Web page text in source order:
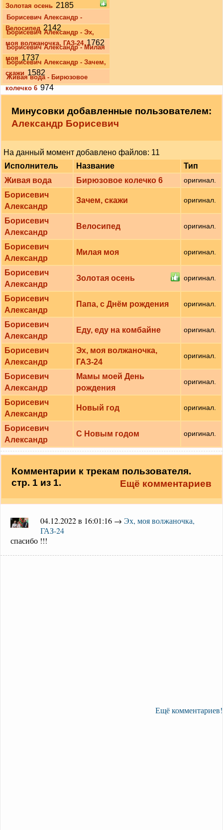
Золотая осень 2185
Борисевич Александр -
Велосипед 2142
Борисевич Александр - Эх,
моя волжаночка, ГАЗ-241762
Борисевич Александр - Милая
моя 1737
Борисевич Александр - Зачем,
скажи 1582
Живая вода - Бирюзовое
колечко 6974
Минусовки добавленные пользователем:
Александр Борисевич
На данный момент добавлено файлов: 11
Исполнитель
Название
Тип
Живая вода
Бирюзовое колечко 6 оригинал.
Борисевич
Александр
Зачем, скажи оригинал.
Борисевич
Александр
Велосипед оригинал.
Борисевич
Александр
Милая моя оригинал.
Борисевич
Александр
Золотая осень оригинал.
Борисевич
Александр
Папа, с Днём рождения оригинал.
Борисевич
Александр
Еду, еду на комбайне оригинал.
Борисевич
Александр
Эх, моя волжаночка,
ГАЗ-24
оригинал.
Борисевич
Александр
Мамы моей День
рождения
оригинал.
Борисевич
Александр
Новый год оригинал.
Борисевич
Александр
С Новым годом оригинал.
Комментарии к трекам пользователя.
стр. 1 из 1.
Ещё комментариев
04.12.2022 в 16:01:16 → Эх, моя волжаночка,
ГАЗ-24
спасибо !!!
Ещё комментариев!